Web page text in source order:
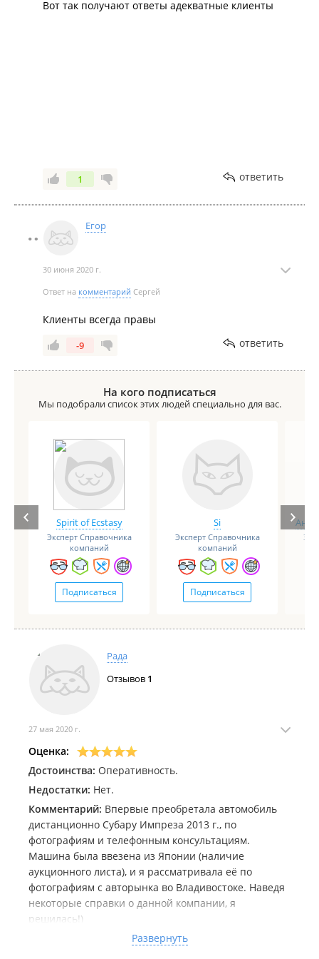
Вот так получают ответы адекватные клиенты
1 ответить
Егор
30 июня 2020 г.
Ответ на комментарий Сергей
Клиенты всегда правы
-9 ответить
На кого подписаться
Мы подобрали список этих людей специально для вас.
Spirit of Ecstasy
Эксперт Справочника
компаний
Подписаться
Si
Эксперт Справочника
компаний
Подписаться
Рада
Отзывов 1
27 мая 2020 г.
Оценка:
Достоинства: Оперативность.
Недостатки: Нет.
Комментарий: Впервые преобретала автомобиль
дистанционно Субару Импреза 2013 г., по
фотографиям и телефонным консультациям.
Машина была ввезена из Японии (наличие
аукционного листа), и я рассматривала её по
фотографиям с авторынка во Владивостоке. Наведя
некоторые справки о данной компании, я
решилась!)
21 апреля по эл.почте получила договор, в этот же
день произвела 100% оплату. В течении нескольких
Развернуть